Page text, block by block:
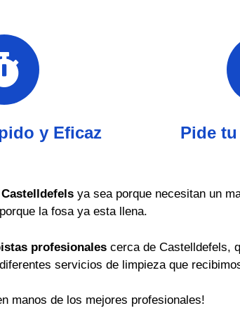
y Eficaz Pide
ya sea porque necesitan un
la fosa ya esta llena.
profesionales cerca de Castelldefels,
servicios de limpieza que
manos de los mejores profesionales!